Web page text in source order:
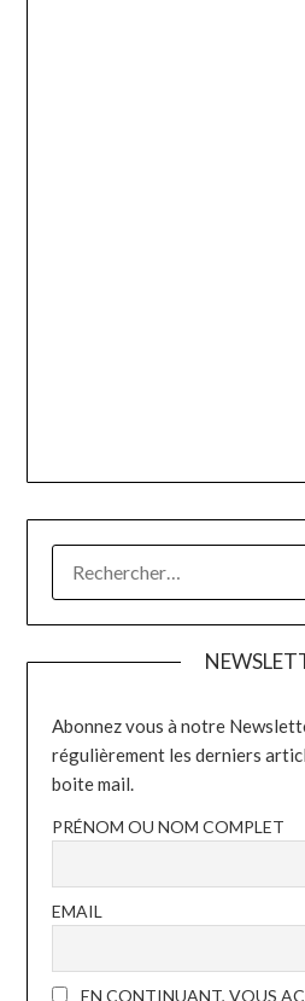
Abonnez vous à notre
régulièrement les derniers
boite mail.
PRÉNOM OU NOM COMPLET
EMAIL
EN CONTINUANT, VOUS